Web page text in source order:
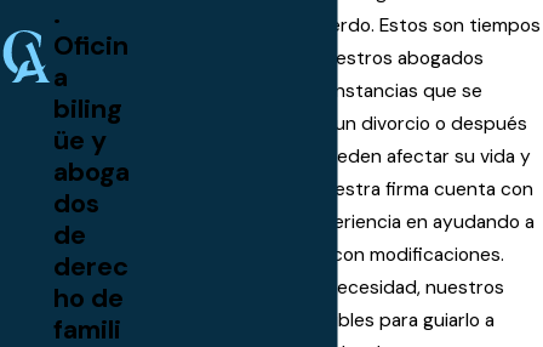
modificación de su acuerdo. Estos son tiempos
económicos difíciles. Nuestros abogados
entienden que las circunstancias que se
presentan después de un divorcio o después
de una orden judicial pueden afectar su vida y
sus familias también. Nuestra firma cuenta con
más de 20 años de experiencia en ayudando a
familias en Los Ángeles con modificaciones.
Cualquiera que sea su necesidad, nuestros
abogados están disponibles para guiarlo a
.
Oficin
a
biling
üe y
aboga
dos
de
derec
ho de
famili